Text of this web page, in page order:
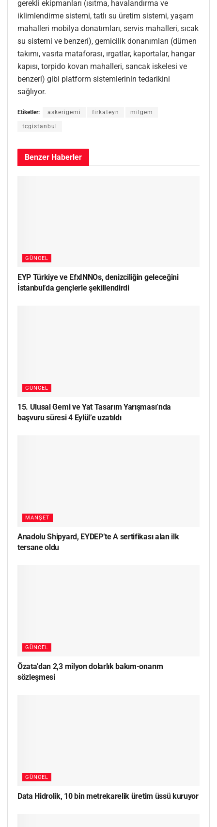
gerekli ekipmanları (ısıtma, havalandırma ve
iklimlendirme sistemi, tatlı su üretim sistemi, yaşam
mahalleri mobilya donatımları, servis mahalleri, sıcak
su sistemi ve benzeri), gemicilik donanımları (dümen
takımı, vasıta mataforası, ırgatlar, kaportalar, hangar
kapısı, torpido kovan mahalleri, sancak iskelesi ve
benzeri) gibi platform sistemlerinin tedarikini
sağlıyor.
Etiketler: askerigemi firkateyn milgem
tcgistanbul
Benzer Haberler
GÜNCEL
EYP Türkiye ve EfxINNOs, denizciliğin geleceğini
İstanbul’da gençlerle şekillendirdi
GÜNCEL
15. Ulusal Gemi ve Yat Tasarım Yarışması’nda
başvuru süresi 4 Eylül’e uzatıldı
MANŞET
Anadolu Shipyard, EYDEP’te A sertifikası alan ilk
tersane oldu
GÜNCEL
Özata’dan 2,3 milyon dolarlık bakım-onarım
sözleşmesi
GÜNCEL
Data Hidrolik, 10 bin metrekarelik üretim üssü kuruyor